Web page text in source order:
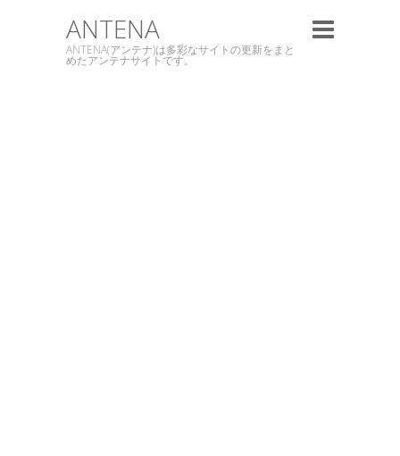
ANTENA
ANTENA(アンテナ)は多彩なサイトの更新をまと
めたアンテナサイトです。